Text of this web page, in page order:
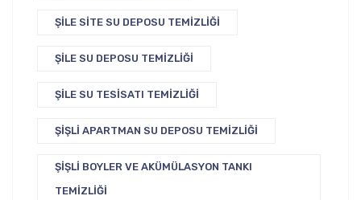
ŞILE SITE SU DEPOSU TEMIZLIĞI
ŞILE SU DEPOSU TEMIZLIĞI
ŞILE SU TESISATI TEMIZLIĞI
ŞIŞLI APARTMAN SU DEPOSU TEMIZLIĞI
ŞIŞLI BOYLER VE AKÜMÜLASYON TANKI
TEMIZLIĞI